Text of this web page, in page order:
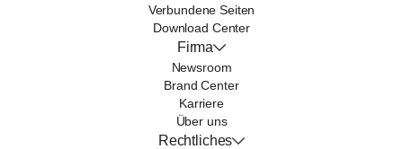
Verbundene Seiten
Download Center
Firma
Newsroom
Brand Center
Karriere
Über uns
Rechtliches